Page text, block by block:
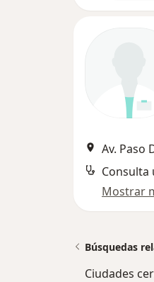
Av. Paso
Consulta
Mostrar
Búsquedas
Ciudades